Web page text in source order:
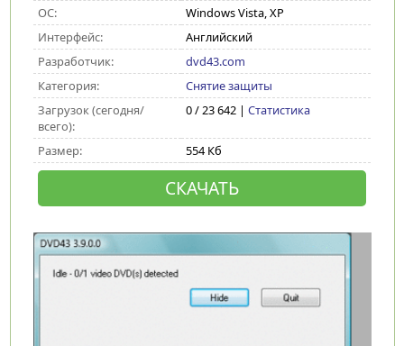
ОС:
Windows Vista, XP
Интерфейс:
Английский
Разработчик:
dvd43.com
Категория:
Снятие защиты
Загрузок (сегодня/
всего):
0 / 23 642 | Статистика
Размер: 554 Кб
СКАЧАТЬ